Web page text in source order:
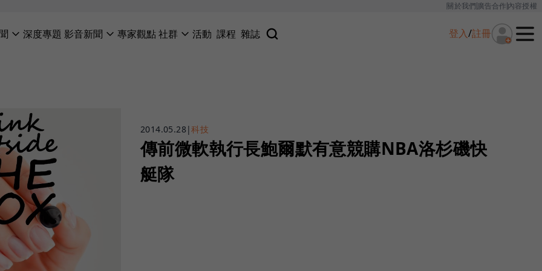
關於我們廣告合作內容授權
深度專題 影音新聞 專家觀點社群 活動 課程 雜誌 登入/註冊
2014.05.28|科技
傳前微軟執行長鮑爾默有意競購NBA洛杉磯快
艇隊